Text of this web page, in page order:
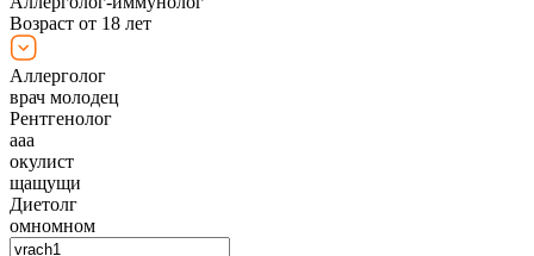
Возраст от 18 лет
Аллерголог
врач молодец
Рентгенолог
ааа
окулист
щащущи
Диетолг
омномном